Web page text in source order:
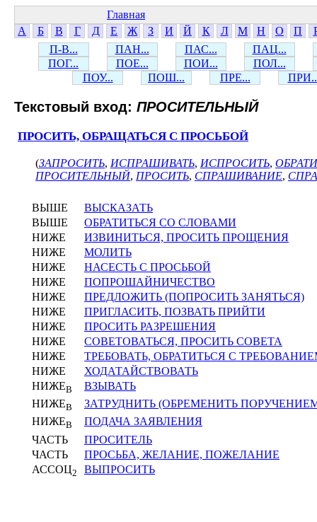
Главная
А
Б В Г Д Е Ж З И Й К Л М Н О П
П-В...
ПАН... ПАС...
ПАЦ...
ПОГ...
ПОЕ... ПОИ...
ПОЛ...
ПОУ...
ПОШ... ПРЕ...
Текстовый вход: ПРОСИТЕЛЬНЫЙ
ПРОСИТЬ, ОБРАЩАТЬСЯ С ПРОСЬБОЙ
(ЗАПРОСИТЬ, ИСПРАШИВАТЬ, ИСПРОСИТЬ,
ПРОСИТЕЛЬНЫЙ, ПРОСИТЬ, СПРАШИВАНИЕ,
ВЫШЕ
ВЫСКАЗАТЬ
ВЫШЕ
ОБРАТИТЬСЯ СО СЛОВАМИ
НИЖЕ
ИЗВИНИТЬСЯ, ПРОСИТЬ ПРОЩЕНИЯ
НИЖЕ
МОЛИТЬ
НИЖЕ
НАСЕСТЬ С ПРОСЬБОЙ
НИЖЕ
ПОПРОШАЙНИЧЕСТВО
НИЖЕ
ПРЕДЛОЖИТЬ (ПОПРОСИТЬ ЗАНЯТЬСЯ)
НИЖЕ
ПРИГЛАСИТЬ, ПОЗВАТЬ ПРИЙТИ
НИЖЕ
ПРОСИТЬ РАЗРЕШЕНИЯ
НИЖЕ
СОВЕТОВАТЬСЯ, ПРОСИТЬ СОВЕТА
НИЖЕ
ТРЕБОВАТЬ, ОБРАТИТЬСЯ С
НИЖЕ
ХОДАТАЙСТВОВАТЬ
НИЖЕВ
ВЗЫВАТЬ
НИЖЕВ
ЗАТРУДНИТЬ (ОБРЕМЕНИТЬ
НИЖЕВ
ПОДАЧА ЗАЯВЛЕНИЯ
ЧАСТЬ
ПРОСИТЕЛЬ
ЧАСТЬ
ПРОСЬБА, ЖЕЛАНИЕ, ПОЖЕЛАНИЕ
АССОЦ2 ВЫПРОСИТЬ